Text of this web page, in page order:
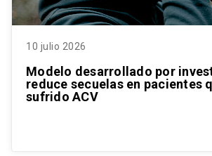
10 julio 2026
Modelo desarrollado por
reduce secuelas en pacientes
sufrido ACV